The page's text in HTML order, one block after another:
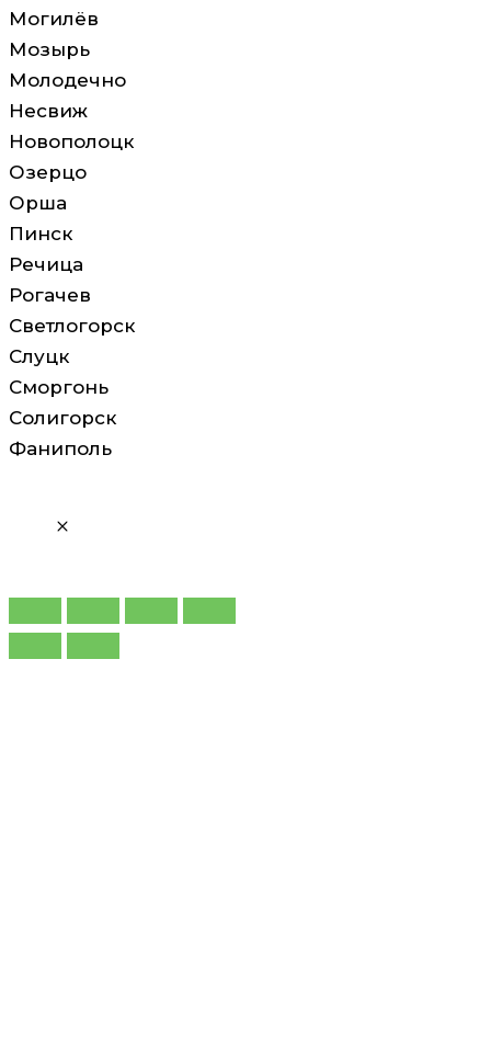
Могилёв
Мозырь
Молодечно
Несвиж
Новополоцк
Озерцо
Орша
Пинск
Речица
Рогачев
Светлогорск
Слуцк
Сморгонь
Солигорск
Фаниполь